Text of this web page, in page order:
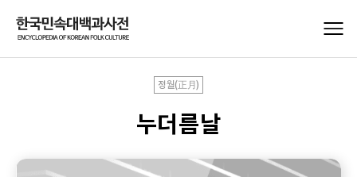
정월(正月)
누더름날